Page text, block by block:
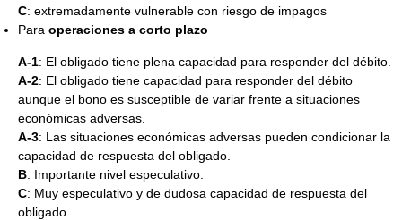
C: extremadamente vulnerable con riesgo de impagos
Para operaciones a corto plazo
A-1: El obligado tiene plena capacidad para responder del débito.
A-2: El obligado tiene capacidad para responder del débito
aunque el bono es susceptible de variar frente a situaciones
económicas adversas.
A-3: Las situaciones económicas adversas pueden condicionar la
capacidad de respuesta del obligado.
B: Importante nivel especulativo.
C: Muy especulativo y de dudosa capacidad de respuesta del
obligado.